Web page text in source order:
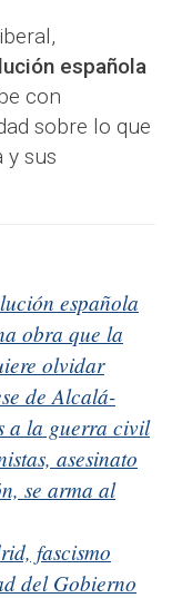
española
con
sobre lo que
y sus
española
obra que la
olvidar
de Alcalá-
a la guerra civil
asesinato
se arma al
fascismo
del Gobierno